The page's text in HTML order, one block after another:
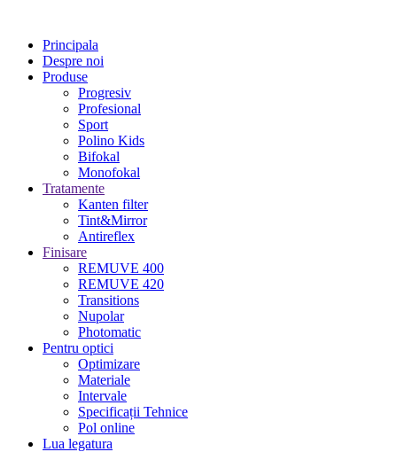
Principala
Despre noi
Produse
Progresiv
Profesional
Sport
Polino Kids
Bifokal
Monofokal
Tratamente
Kanten filter
Tint&Mirror
Antireflex
Finisare
REMUVE 400
REMUVE 420
Transitions
Nupolar
Photomatic
Pentru optici
Optimizare
Materiale
Intervale
Specificații Tehnice
Pol online
Lua legatura